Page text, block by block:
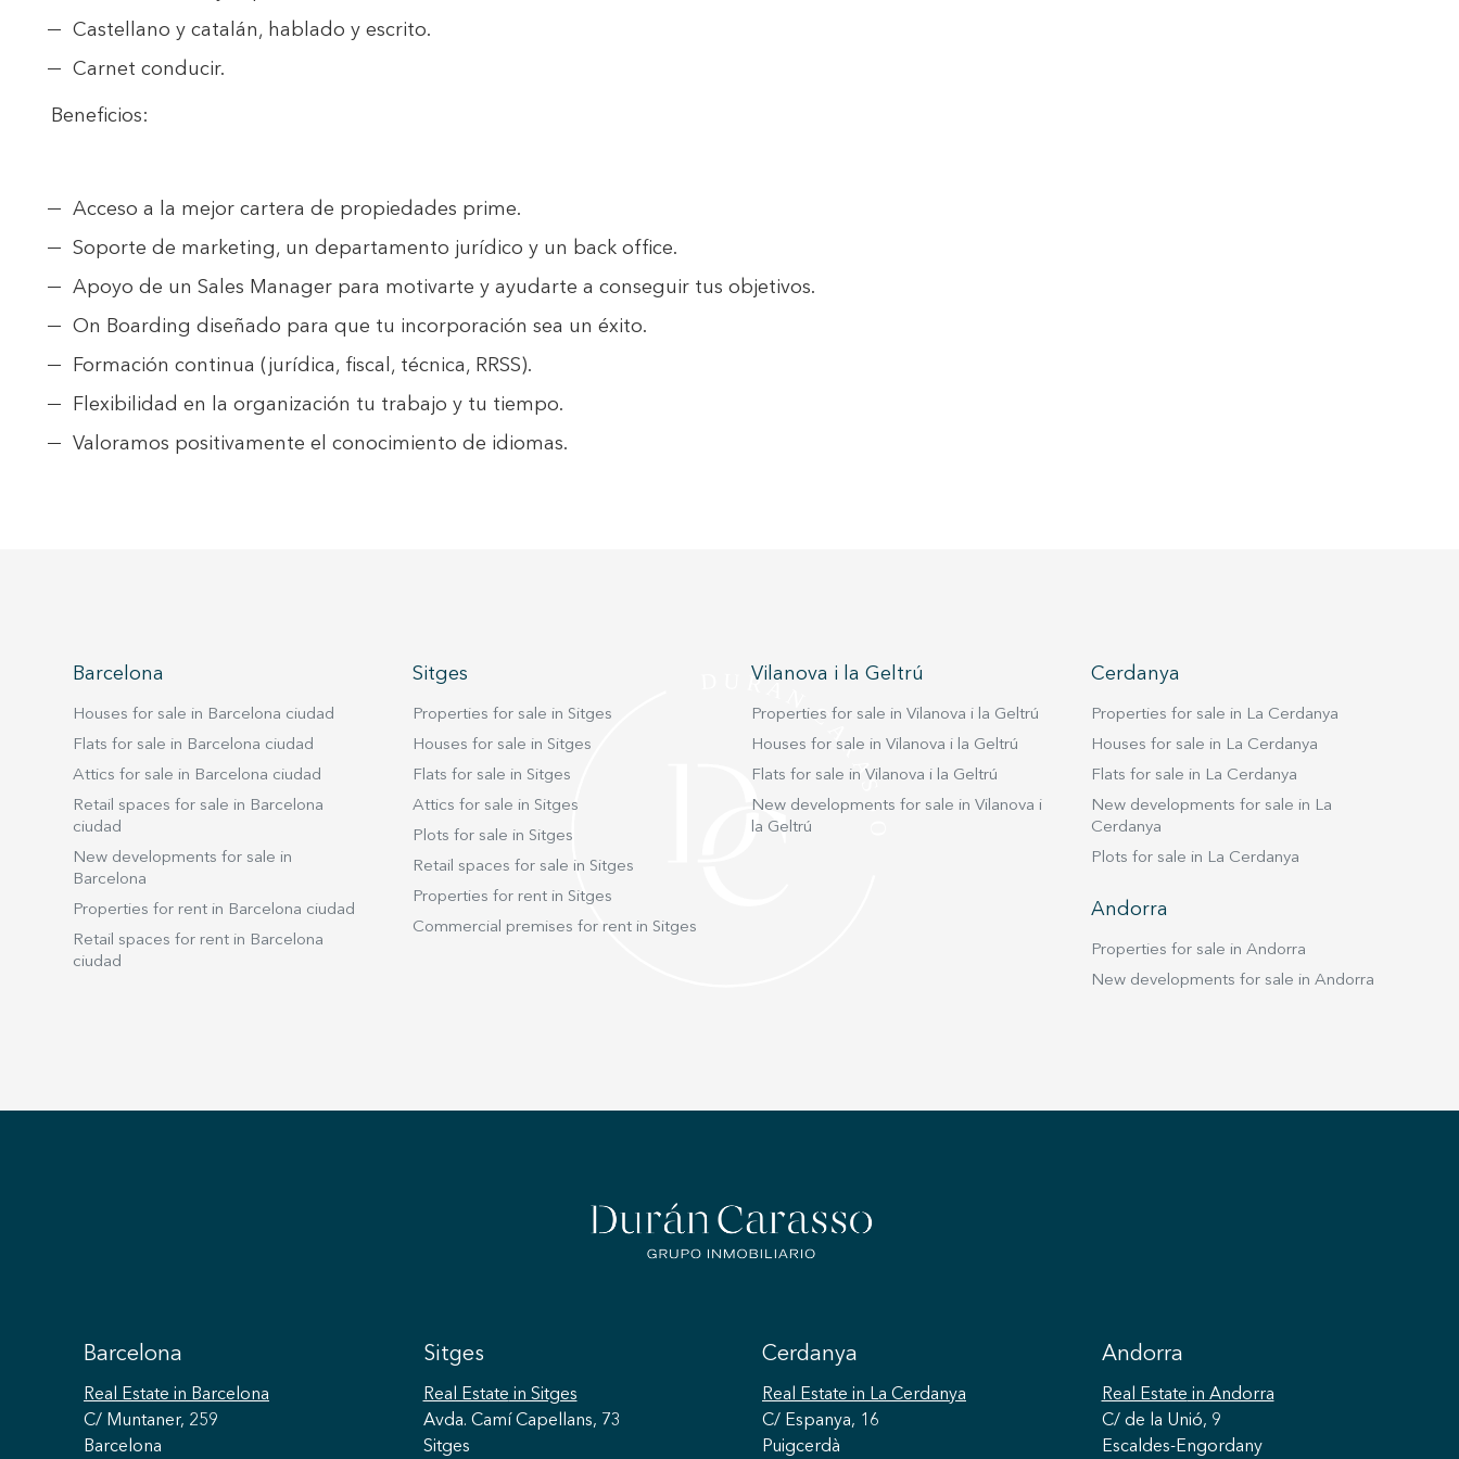
Castellano y catalán, hablado y escrito.
Carnet conducir.
Beneficios:
Acceso a la mejor cartera de propiedades prime.
Soporte de marketing, un departamento jurídico y un back office.
Apoyo de un Sales Manager para motivarte y ayudarte a conseguir tus objetivos.
On Boarding diseñado para que tu incorporación sea un éxito.
Formación continua (jurídica, fiscal, técnica, RRSS).
Flexibilidad en la organización tu trabajo y tu tiempo.
Valoramos positivamente el conocimiento de idiomas.
Barcelona
Houses for sale in Barcelona ciudad
Flats for sale in Barcelona ciudad
Attics for sale in Barcelona ciudad
Retail spaces for sale in Barcelona
ciudad
New developments for sale in
Barcelona
Properties for rent in Barcelona ciudad
Retail spaces for rent in Barcelona
ciudad
Sitges
Properties for sale in Sitges
Houses for sale in Sitges
Flats for sale in Sitges
Attics for sale in Sitges
Plots for sale in Sitges
Retail spaces for sale in Sitges
Properties for rent in Sitges
Commercial premises for rent in Sitges
Vilanova i la Geltrú
Properties for sale in Vilanova i la Geltrú
Houses for sale in Vilanova i la Geltrú
Flats for sale in Vilanova i la Geltrú
New developments for sale in Vilanova i
la Geltrú
Cerdanya
Properties for sale in La Cerdanya
Houses for sale in La Cerdanya
Flats for sale in La Cerdanya
New developments for sale in La
Cerdanya
Plots for sale in La Cerdanya
Andorra
Properties for sale in Andorra
New developments for sale in Andorra
Barcelona
Real Estate in Barcelona
C/ Muntaner, 259
Barcelona
Sitges
Real Estate in Sitges
Avda. Camí Capellans, 73
Sitges
Cerdanya
Real Estate in La Cerdanya
C/ Espanya, 16
Puigcerdà
Andorra
Real Estate in Andorra
C/ de la Unió, 9
Escaldes-Engordany